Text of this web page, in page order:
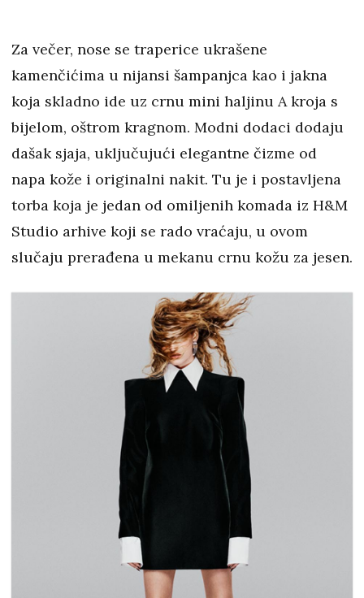
Za večer, nose se traperice ukrašene
kamenčićima u nijansi šampanjca kao i jakna
koja skladno ide uz crnu mini haljinu A kroja s
bijelom, oštrom kragnom. Modni dodaci dodaju
dašak sjaja, uključujući elegantne čizme od
napa kože i originalni nakit. Tu je i postavljena
torba koja je jedan od omiljenih komada iz H&M
Studio arhive koji se rado vraćaju, u ovom
slučaju prerađena u mekanu crnu kožu za jesen.